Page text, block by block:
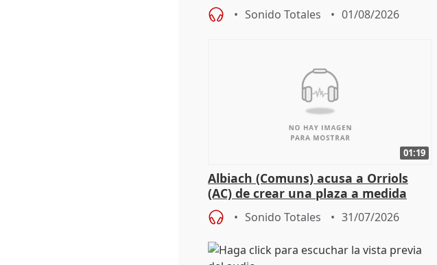
Sonido Totales 01/08/2026
01:19
Albiach (Comuns) acusa a Orriols
(AC) de crear una plaza a medida
para su hija en Ripoll (Girona)
Sonido Totales 31/07/2026